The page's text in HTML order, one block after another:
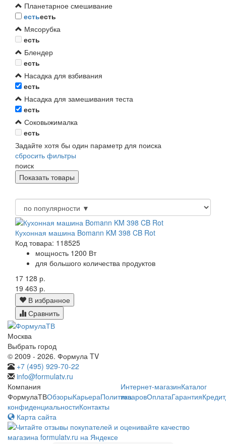
Планетарное смешивание
естьесть
Мясорубка
есть
Блендер
есть
Насадка для взбивания
есть
Насадка для замешивания теста
есть
Соковыжималка
есть
Задайте хотя бы один параметр для поиска
сбросить фильтры
поиск
Кухонная машина Bomann KM 398 CB Rot
Код товара: 118525
мощность 1200 Вт
для большого количества продуктов
17 128 р.
19 463 р.
В избранное
Сравнить
Москва
Выбрать город
© 2009 - 2026. Формула TV
+7 (495) 929-70-22
info@formulatv.ru
Компания
ФормулаТВОбзорыКарьераПолитика
конфиденциальностиКонтакты
Интернет-магазинКаталог
товаровОплатаГарантияКредит
Карта сайта